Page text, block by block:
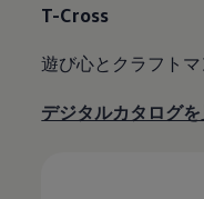
T-Cross
遊び心とクラフトマ
デジタルカタログ